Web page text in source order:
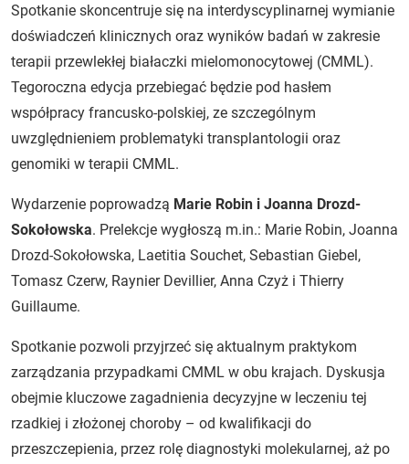
Spotkanie skoncentruje się na interdyscyplinarnej wymianie
doświadczeń klinicznych oraz wyników badań w zakresie
terapii przewlekłej białaczki mielomonocytowej (CMML).
Tegoroczna edycja przebiegać będzie pod hasłem
współpracy francusko-polskiej, ze szczególnym
uwzględnieniem problematyki transplantologii oraz
genomiki w terapii CMML.
Wydarzenie poprowadzą Marie Robin i Joanna Drozd-
Sokołowska. Prelekcje wygłoszą m.in.: Marie Robin, Joanna
Drozd-Sokołowska, Laetitia Souchet, Sebastian Giebel,
Tomasz Czerw, Raynier Devillier, Anna Czyż i Thierry
Guillaume.
Spotkanie pozwoli przyjrzeć się aktualnym praktykom
zarządzania przypadkami CMML w obu krajach. Dyskusja
obejmie kluczowe zagadnienia decyzyjne w leczeniu tej
rzadkiej i złożonej choroby – od kwalifikacji do
przeszczepienia, przez rolę diagnostyki molekularnej, aż po